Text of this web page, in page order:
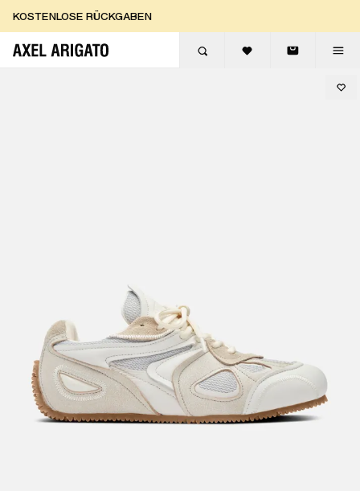
Zum Inhalt springen
KOSTENLOSE RÜCKGABEN
KOSTENLOSE EXPRESSLIEFERUNG